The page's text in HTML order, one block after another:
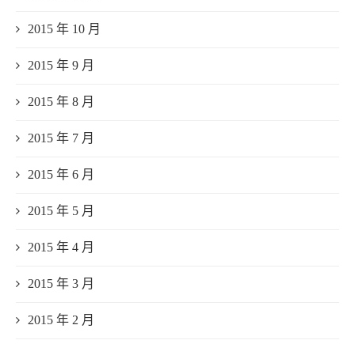
2015 年 10 月
2015 年 9 月
2015 年 8 月
2015 年 7 月
2015 年 6 月
2015 年 5 月
2015 年 4 月
2015 年 3 月
2015 年 2 月